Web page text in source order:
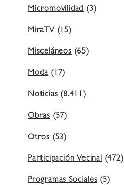
Micromovilidad (3)
MiraTV (15)
Misceláneos (65)
Moda (17)
Noticias (8.411)
Obras (57)
Otros (53)
Participación Vecinal (472)
Programas Sociales (5)